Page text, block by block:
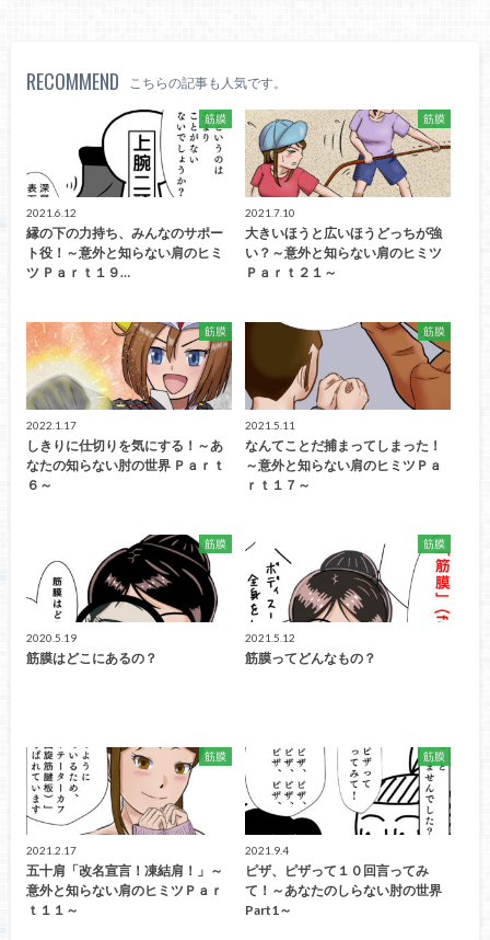
RECOMMEND こちらの記事も人気です。
筋膜
2021.6.12
縁の下の力持ち、みんなのサポー
ト役！～意外と知らない肩のヒミ
ツ Ｐａｒｔ１９…
筋膜
2021.7.10
大きいほうと広いほうどっちが強
い？～意外と知らない肩のヒミツ
Ｐａｒｔ２１～
筋膜
2022.1.17
しきりに仕切りを気にする！～あ
なたの知らない肘の世界 Ｐａｒｔ
６～
筋膜
2021.5.11
なんてことだ捕まってしまった！
～意外と知らない肩のヒミツＰａ
ｒｔ１７～
筋膜
2020.5.19
筋膜はどこにあるの？
筋膜
2021.5.12
筋膜ってどんなもの？
筋膜
2021.2.17
五十肩「改名宣言！凍結肩！」～
意外と知らない肩のヒミツＰａｒ
ｔ１１～
筋膜
2021.9.4
ピザ、ピザって１０回言ってみ
て！～あなたのしらない肘の世界
Part1～